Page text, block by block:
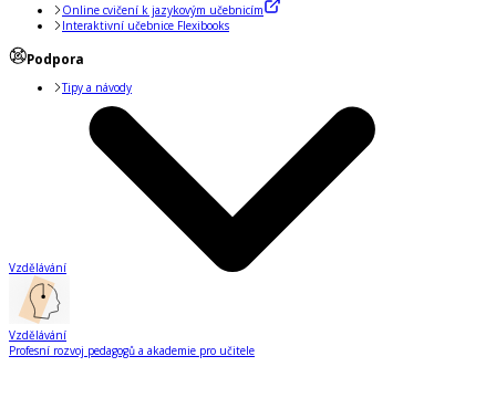
Online cvičení k jazykovým učebnicím
Interaktivní učebnice Flexibooks
Podpora
Tipy a návody
Vzdělávání
Vzdělávání
Profesní rozvoj pedagogů a akademie pro učitele